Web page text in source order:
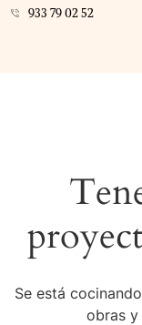
933 79 02 52
Se está
obras y